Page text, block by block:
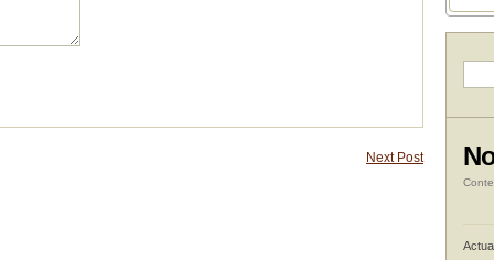
Next Post